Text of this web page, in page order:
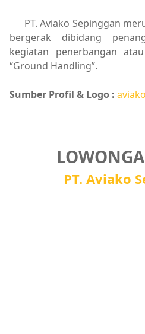
PT. Aviako Sepinggan
bergerak dibidang
kegiatan penerbangan
“Ground Handling”.
Sumber Profil & Logo :
PT. Aviako